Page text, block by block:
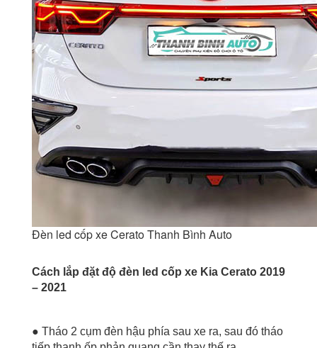
Đèn led cốp xe Cerato Thanh Bình Auto
Cách lắp đặt độ đèn led cốp xe Kia Cerato 2019
– 2021
● Tháo 2 cụm đèn hậu phía sau xe ra, sau đó tháo